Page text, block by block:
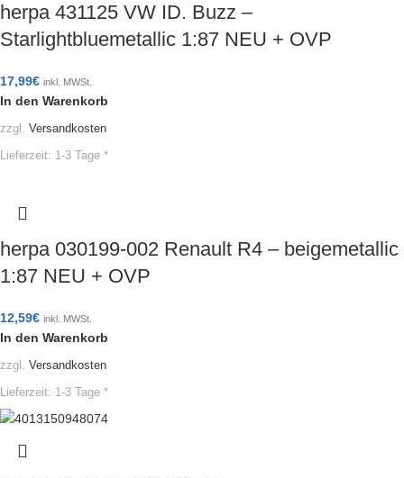
herpa 431125 VW ID. Buzz –
Starlightbluemetallic 1:87 NEU + OVP
17,99€ inkl. MWSt.
In den Warenkorb
zzgl. Versandkosten
Lieferzeit: 1-3 Tage *
herpa 030199-002 Renault R4 – beigemetallic
1:87 NEU + OVP
12,59€ inkl. MWSt.
In den Warenkorb
zzgl. Versandkosten
Lieferzeit: 1-3 Tage *